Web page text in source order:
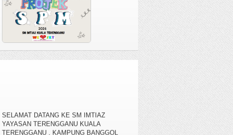
KARAH, 20050 KUALA TERENGGANU
NO.TEL : 09-6195111, NO FAX : 09-6195112